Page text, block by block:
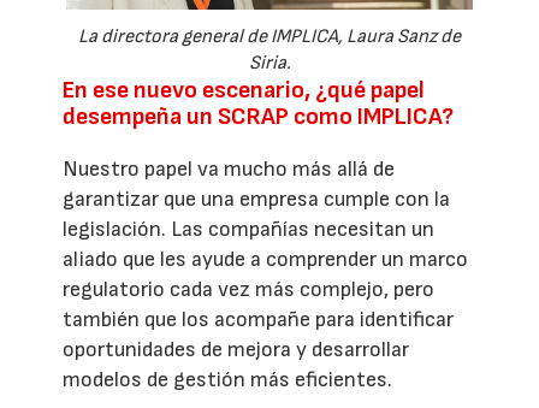
La directora general de IMPLICA, Laura Sanz de
Siria.
En ese nuevo escenario, ¿qué papel
desempeña un SCRAP como IMPLICA?
Nuestro papel va mucho más allá de
garantizar que una empresa cumple con la
legislación. Las compañías necesitan un
aliado que les ayude a comprender un marco
regulatorio cada vez más complejo, pero
también que los acompañe para identificar
oportunidades de mejora y desarrollar
modelos de gestión más eficientes.